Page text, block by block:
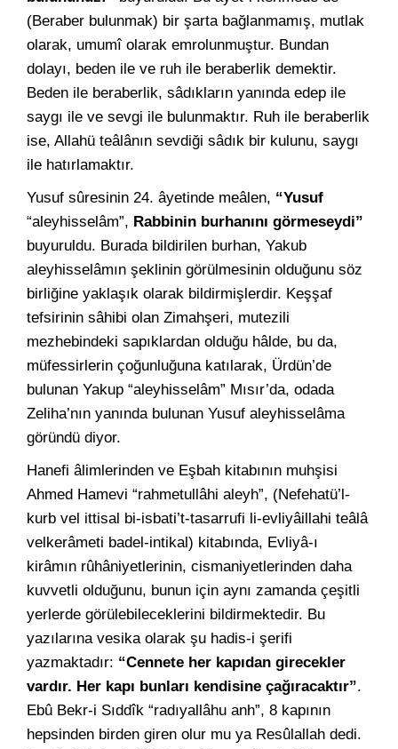
(Beraber bulunmak) bir şarta bağlanmamış, mutlak
olarak, umumî olarak emrolunmuştur. Bundan
dolayı, beden ile ve ruh ile beraberlik demektir.
Beden ile beraberlik, sâdıkların yanında edep ile
saygı ile ve sevgi ile bulunmaktır. Ruh ile beraberlik
ise, Allahü teâlânın sevdiği sâdık bir kulunu, saygı
ile hatırlamaktır.
Yusuf sûresinin 24. âyetinde meâlen, “Yusuf
“aleyhisselâm”, Rabbinin burhanını görmeseydi”
buyuruldu. Burada bildirilen burhan, Yakub
aleyhisselâmın şeklinin görülmesinin olduğunu söz
birliğine yaklaşık olarak bildirmişlerdir. Keşşaf
tefsirinin sâhibi olan Zimahşeri, mutezili
mezhebindeki sapıklardan olduğu hâlde, bu da,
müfessirlerin çoğunluğuna katılarak, Ürdün’de
bulunan Yakup “aleyhisselâm” Mısır’da, odada
Zeliha’nın yanında bulunan Yusuf aleyhisselâma
göründü diyor.
Hanefi âlimlerinden ve Eşbah kitabının muhşisi
Ahmed Hamevi “rahmetullâhi aleyh”, (Nefehatü’l-
kurb vel ittisal bi-isbati’t-tasarrufi li-evliyâillahi teâlâ
velkerâmeti badel-intikal) kitabında, Evliyâ-ı
kirâmın rûhâniyetlerinin, cismaniyetlerinden daha
kuvvetli olduğunu, bunun için aynı zamanda çeşitli
yerlerde görülebileceklerini bildirmektedir. Bu
yazılarına vesika olarak şu hadis-i şerifi
yazmaktadır: “Cennete her kapıdan girecekler
vardır. Her kapı bunları kendisine çağıracaktır”.
Ebû Bekr-i Sıddîk “radıyallâhu anh”, 8 kapının
hepsinden birden giren olur mu ya Resûlallah dedi.